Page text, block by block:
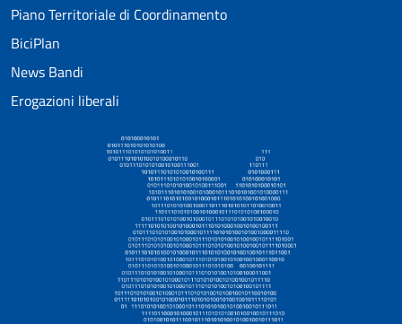
Piano Territoriale di Coordinamento
BiciPlan
News Bandi
Erogazioni liberali